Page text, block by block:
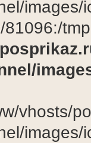
vhosts/